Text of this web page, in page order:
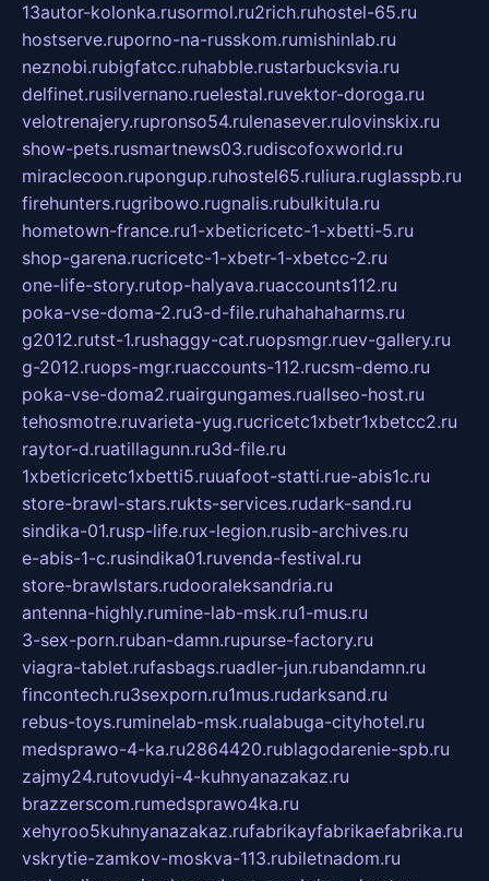
13autor-kolonka.rusormol.ru2rich.ruhostel-65.ru
hostserve.ruporno-na-russkom.rumishinlab.ru
neznobi.rubigfatcc.ruhabble.rustarbucksvia.ru
delfinet.rusilvernano.ruelestal.ruvektor-doroga.ru
velotrenajery.rupronso54.rulenasever.rulovinskix.ru
show-pets.rusmartnews03.rudiscofoxworld.ru
miraclecoon.rupongup.ruhostel65.ruliura.ruglasspb.ru
firehunters.rugribowo.rugnalis.rubulkitula.ru
hometown-france.ru1-xbeticricetc-1-xbetti-5.ru
shop-garena.rucricetc-1-xbetr-1-xbetcc-2.ru
one-life-story.rutop-halyava.ruaccounts112.ru
poka-vse-doma-2.ru3-d-file.ruhahahaharms.ru
g2012.rutst-1.rushaggy-cat.ruopsmgr.ruev-gallery.ru
g-2012.ruops-mgr.ruaccounts-112.rucsm-demo.ru
poka-vse-doma2.ruairgungames.ruallseo-host.ru
tehosmotre.ruvarieta-yug.rucricetc1xbetr1xbetcc2.ru
raytor-d.ruatillagunn.ru3d-file.ru
1xbeticricetc1xbetti5.ruuafoot-statti.rue-abis1c.ru
store-brawl-stars.rukts-services.rudark-sand.ru
sindika-01.rusp-life.rux-legion.rusib-archives.ru
e-abis-1-c.rusindika01.ruvenda-festival.ru
store-brawlstars.rudooraleksandria.ru
antenna-highly.rumine-lab-msk.ru1-mus.ru
3-sex-porn.ruban-damn.rupurse-factory.ru
viagra-tablet.rufasbags.ruadler-jun.rubandamn.ru
fincontech.ru3sexporn.ru1mus.rudarksand.ru
rebus-toys.ruminelab-msk.rualabuga-cityhotel.ru
medsprawo-4-ka.ru2864420.rublagodarenie-spb.ru
zajmy24.rutovudyi-4-kuhnyanazakaz.ru
brazzerscom.rumedsprawo4ka.ru
xehyroo5kuhnyanazakaz.rufabrikayfabrikaefabrika.ru
vskrytie-zamkov-moskva-113.rubiletnadom.ru